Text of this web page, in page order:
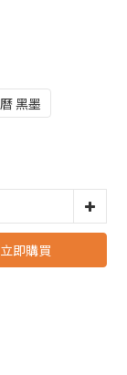
黑墨
立即購買